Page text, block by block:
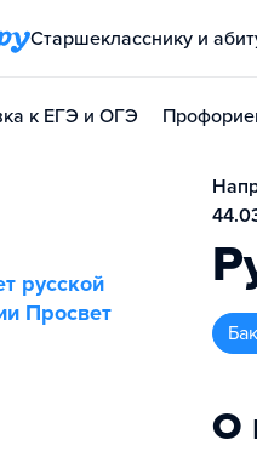
Старшекласснику и
к ЕГЭ и ОГЭ
русской
Просвет
О